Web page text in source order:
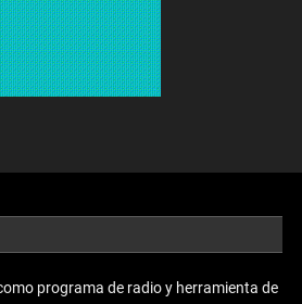
programa de radio y herramienta de